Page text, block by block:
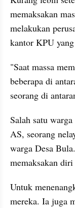
memaksakan
melakukan
kantor KPU
"Saat massa
beberapa di
seorang di
Salah satu
AS, seorang
warga Desa
memaksakan
Untuk
mereka. Ia juga